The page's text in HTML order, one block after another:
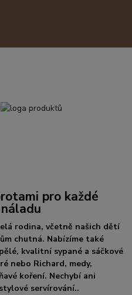
pro každé
rodina, včetně našich dětí
chutná. Nabízíme také
kvalitní sypané a sáčkové
nebo Richard, medy,
koření. Nechybí ani
servírování..